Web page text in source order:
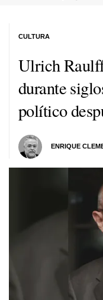
Ulrich
durante
político
ENRIQUE
CULTURA